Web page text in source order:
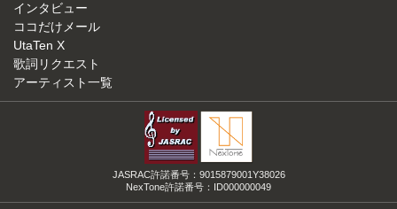
インタビュー
ココだけメール
UtaTen X
歌詞リクエスト
アーティスト一覧
JASRAC許諾番号：9015879001Y38026
NexTone許諾番号：ID000000049